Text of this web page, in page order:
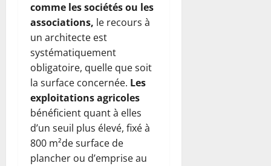
comme les sociétés ou les
associations, le recours à
un architecte est
systématiquement
obligatoire, quelle que soit
la surface concernée. Les
exploitations agricoles
bénéficient quant à elles
d’un seuil plus élevé, fixé à
800 m²de surface de
plancher ou d’emprise au